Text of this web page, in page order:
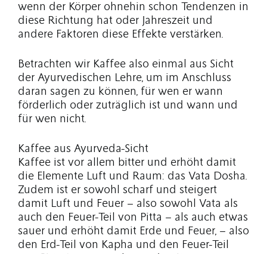
wenn der Körper ohnehin schon Tendenzen in
diese Richtung hat oder Jahreszeit und
andere Faktoren diese Effekte verstärken.
Betrachten wir Kaffee also einmal aus Sicht
der Ayurvedischen Lehre, um im Anschluss
daran sagen zu können, für wen er wann
förderlich oder zuträglich ist und wann und
für wen nicht.
Kaffee aus Ayurveda-Sicht
Kaffee ist vor allem bitter und erhöht damit
die Elemente Luft und Raum: das Vata Dosha.
Zudem ist er sowohl scharf und steigert
damit Luft und Feuer – also sowohl Vata als
auch den Feuer-Teil von Pitta – als auch etwas
sauer und erhöht damit Erde und Feuer, – also
den Erd-Teil von Kapha und den Feuer-Teil